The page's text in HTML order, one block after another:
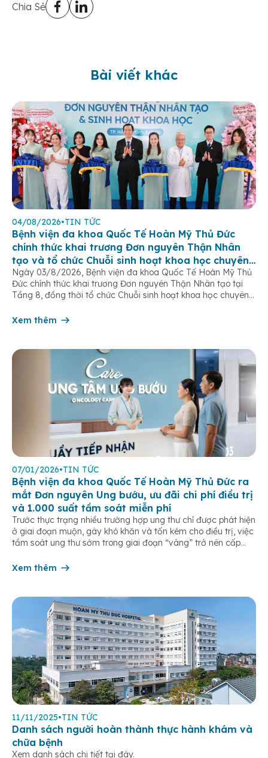
Chia Sẻ
Bài viết khác
04/08/2026•TIN TỨC
Bệnh viện đa khoa Quốc Tế Hoàn Mỹ Thủ Đức
chính thức khai trương Đơn nguyên Thận Nhân
tạo và tổ chức Chuỗi sinh hoạt khoa học chuyên
đề
Ngày 03/8/2026, Bệnh viện đa khoa Quốc Tế Hoàn Mỹ Thủ
Đức chính thức khai trương Đơn nguyên Thận Nhân tạo tại
Tầng 8, đồng thời tổ chức Chuỗi sinh hoạt khoa học chuyên
bước tiến quan trọng trong chiến lược […]
Xem thêm
07/01/2026•TIN TỨC
Bệnh viện đa khoa Quốc Tế Hoàn Mỹ Thủ Đức ra
mắt Đơn nguyên Ung bướu, ưu đãi chi phí điều trị
và 1.000 suất tầm soát miễn phí
Trước thực trạng nhiều trường hợp ung thư chỉ được phát hiện
ở giai đoạn muộn, gây khó khăn và tốn kém cho điều trị, việc
tầm soát ung thư sớm trong giai đoạn “vàng” trở nên cấp
khu Đông TP.HCM, […]
Xem thêm
11/11/2025•TIN TỨC
Danh sách người hoàn thành thực hành khám và
chữa bệnh
Xem danh sách chi tiết tại đây.